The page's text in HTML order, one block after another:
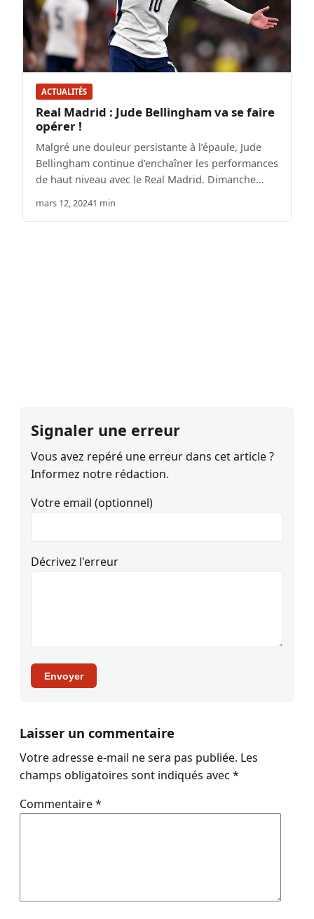
ACTUALITÉS
Real Madrid : Jude Bellingham va se faire
opérer !
Malgré une douleur persistante à l’épaule, Jude
Bellingham continue d’enchaîner les performances
de haut niveau avec le Real Madrid. Dimanche…
mars 12, 20241 min
Signaler une erreur
Vous avez repéré une erreur dans cet article ?
Informez notre rédaction.
Votre email (optionnel)
Décrivez l'erreur
Envoyer
Laisser un commentaire
Votre adresse e-mail ne sera pas publiée. Les
champs obligatoires sont indiqués avec *
Commentaire*